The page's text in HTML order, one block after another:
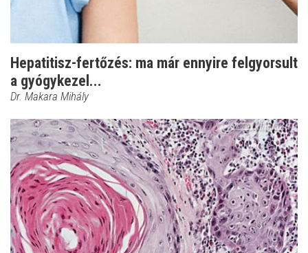
Hepatitisz-fertőzés: ma már ennyire felgyorsult
a gyógykezel...
Dr. Makara Mihály